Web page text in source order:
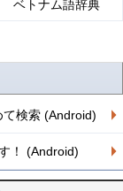
ベトナム語辞典
検索 (Android)
！ (Android)